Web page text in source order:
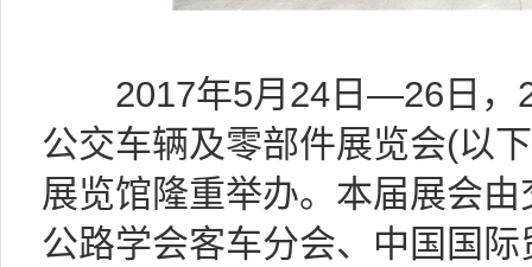
2017年5月24日—26日，
公交车辆及零部件展览会(以
展览馆隆重举办。本届展会
公路学会客车分会、中国国